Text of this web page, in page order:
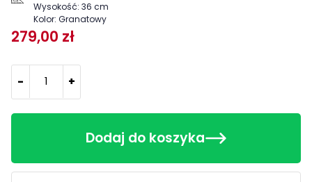
Wysokość: 36 cm
Kolor: Granatowy
279,00 zł
- +
Dodaj do koszyka